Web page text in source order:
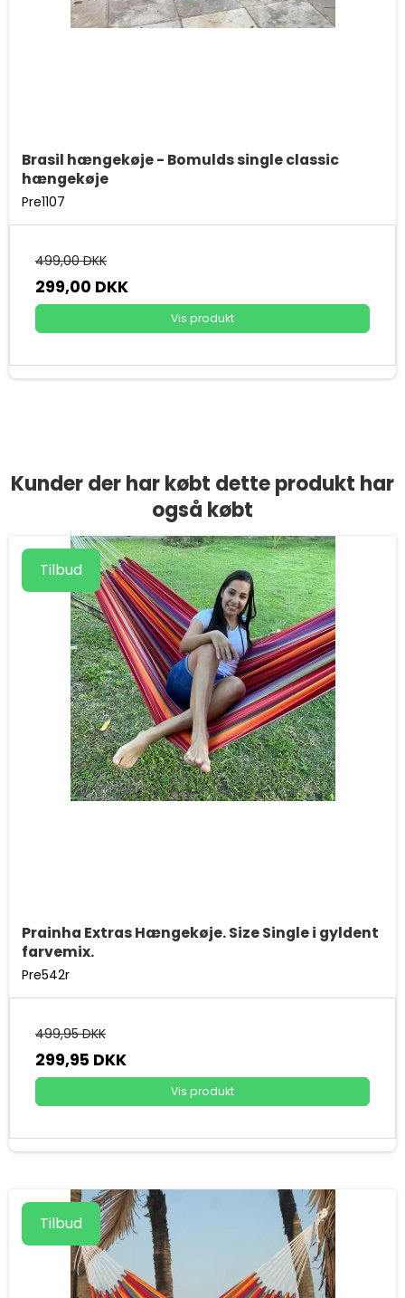
Brasil hængekøje - Bomulds single classic
hængekøje
Pre1107
499,00 DKK
299,00 DKK
Vis produkt
Kunder der har købt dette produkt har
også købt
Tilbud
Prainha Extras Hængekøje. Size Single i gyldent
farvemix.
Pre542r
499,95 DKK
299,95 DKK
Vis produkt
Tilbud